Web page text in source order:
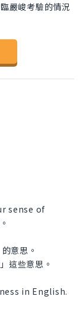
嚴峻考驗的情況
sense of
意思。
這些意思。
in English.